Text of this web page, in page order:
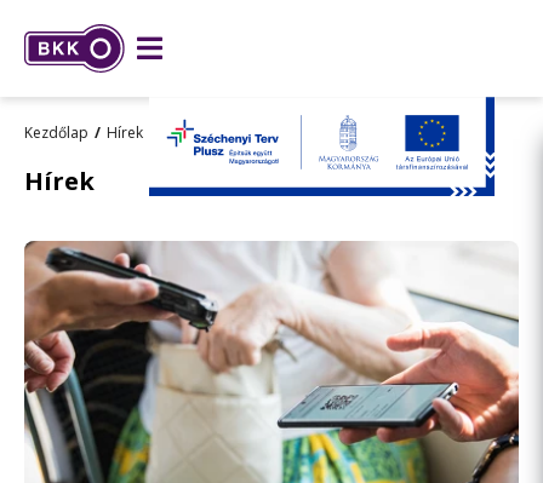
Kezdőlap Hírek Közlemények
Hírek